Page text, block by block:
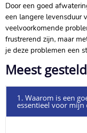
Door een goed
een langere levensduur
veelvoorkomende
frustrerend zijn, maar
je deze problemen een
Meest
1. Waarom is een
essentieel voor mijn